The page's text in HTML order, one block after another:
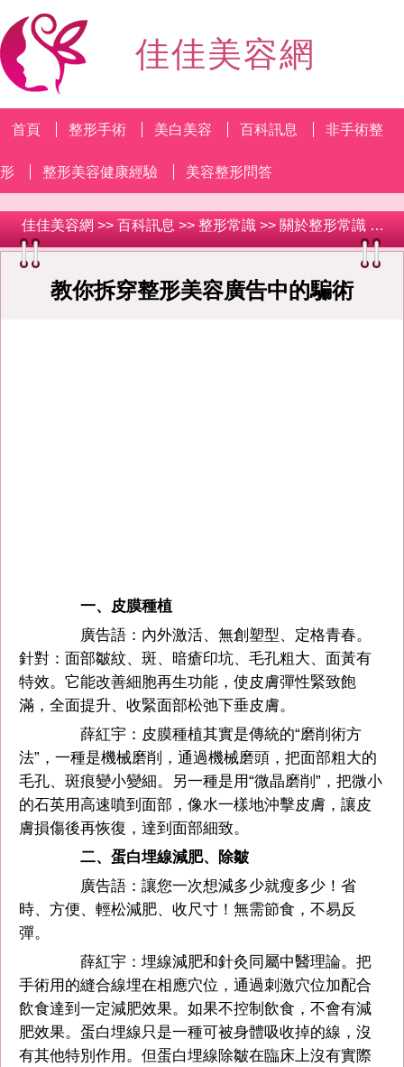
佳佳美容網
首頁 整形手術 美白美容 百科訊息 非手術整
形 整形美容健康經驗 美容整形問答
佳佳美容網 >> 百科訊息 >> 整形常識 >> 關於整形常識
教你拆穿整形美容廣告中的騙術
一、皮膜種植
廣告語：內外激活、無創塑型、定格青春。
針對：面部皺紋、斑、暗瘡印坑、毛孔粗大、面黃有
特效。它能改善細胞再生功能，使皮膚彈性緊致飽
滿，全面提升、收緊面部松弛下垂皮膚。
薛紅宇：皮膜種植其實是傳統的“磨削術方
法”，一種是機械磨削，通過機械磨頭，把面部粗大的
毛孔、斑痕變小變細。另一種是用“微晶磨削”，把微小
的石英用高速噴到面部，像水一樣地沖擊皮膚，讓皮
膚損傷後再恢復，達到面部細致。
二、蛋白埋線減肥、除皺
廣告語：讓您一次想減多少就瘦多少！省
時、方便、輕松減肥、收尺寸！無需節食，不易反
彈。
薛紅宇：埋線減肥和針灸同屬中醫理論。把
手術用的縫合線埋在相應穴位，通過刺激穴位加配合
飲食達到一定減肥效果。如果不控制飲食，不會有減
肥效果。蛋白埋線只是一種可被身體吸收掉的線，沒
有其他特別作用。但蛋白埋線除皺在臨床上沒有實際